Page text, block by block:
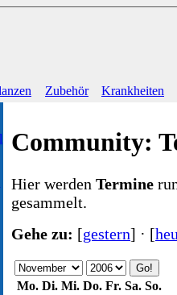
Zubehör Krankheiten
Community:
Hier werden Termine
gesammelt.
Gehe zu: [gestern] · [
Mo. Di. Mi. Do. Fr. Sa. So.